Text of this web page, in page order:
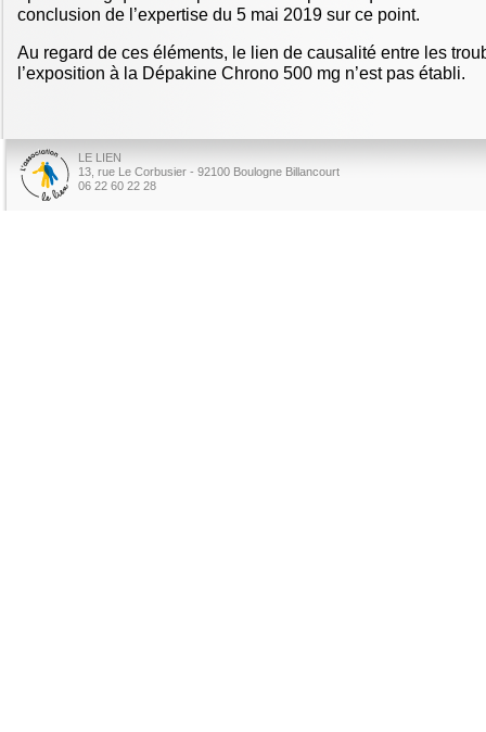
conclusion de l’expertise du 5 mai 2019 sur ce point.
Au regard de ces éléments, le lien de causalité entre les
l’exposition à la Dépakine Chrono 500 mg n’est pas établi.
LE LIEN
13, rue Le Corbusier - 92100 Boulogne Billancourt
06 22 60 22 28